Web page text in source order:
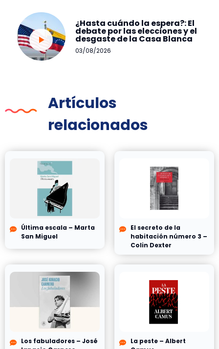
¿Hasta cuándo la espera?: El
debate por las elecciones y el
desgaste de la Casa Blanca
03/08/2026
Artículos
relacionados
Última escala – Marta
San Miguel
El secreto de la
habitación número 3 –
Colin Dexter
Los fabuladores – José
La peste – Albert